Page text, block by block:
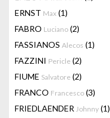
ERNST Max (1)
FABRO Luciano (2)
FASSIANOS Alecos (1)
FAZZINI Pericle (2)
FIUME Salvatore (2)
FRANCO Francesco (3)
FRIEDLAENDER Johnny (1)